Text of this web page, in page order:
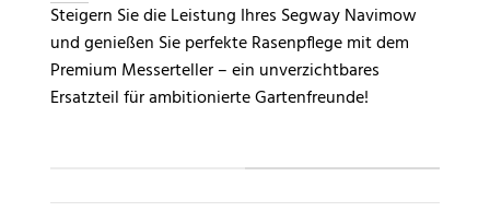
Steigern Sie die Leistung Ihres Segway Navimow
und genießen Sie perfekte Rasenpflege mit dem
Premium Messerteller – ein unverzichtbares
Ersatzteil für ambitionierte Gartenfreunde!